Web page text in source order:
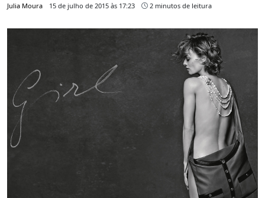
Julia Moura 15 de julho de 2015 às 17:23 2 minutos de leitura